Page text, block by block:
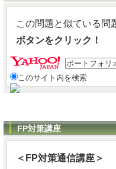
この問題と似ている問
ボタンをクリック！
このサイト内を検索
FP対策講座
＜FP対策通信講座＞